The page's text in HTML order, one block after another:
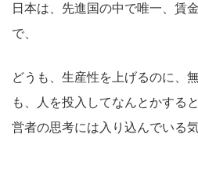
日本は、先進国の中で唯一、賃
で、
どうも、生産性を上げるのに、
も、人を投入してなんとかする
営者の思考には入り込んでいる気